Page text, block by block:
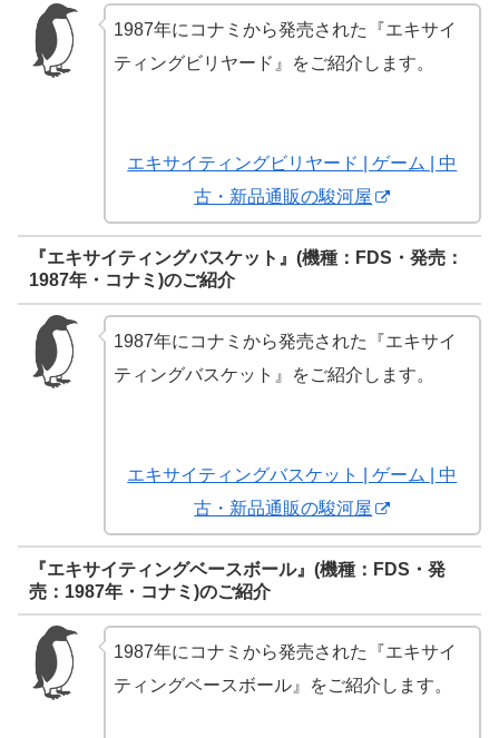
1987年にコナミから発売された『エキサイ
ティングビリヤード』をご紹介します。
エキサイティングビリヤード | ゲーム | 中
古・新品通販の駿河屋
『エキサイティングバスケット』(機種：FDS・発売：
1987年・コナミ)のご紹介
1987年にコナミから発売された『エキサイ
ティングバスケット』をご紹介します。
エキサイティングバスケット | ゲーム | 中
古・新品通販の駿河屋
『エキサイティングベースボール』(機種：FDS・発
売：1987年・コナミ)のご紹介
1987年にコナミから発売された『エキサイ
ティングベースボール』をご紹介します。